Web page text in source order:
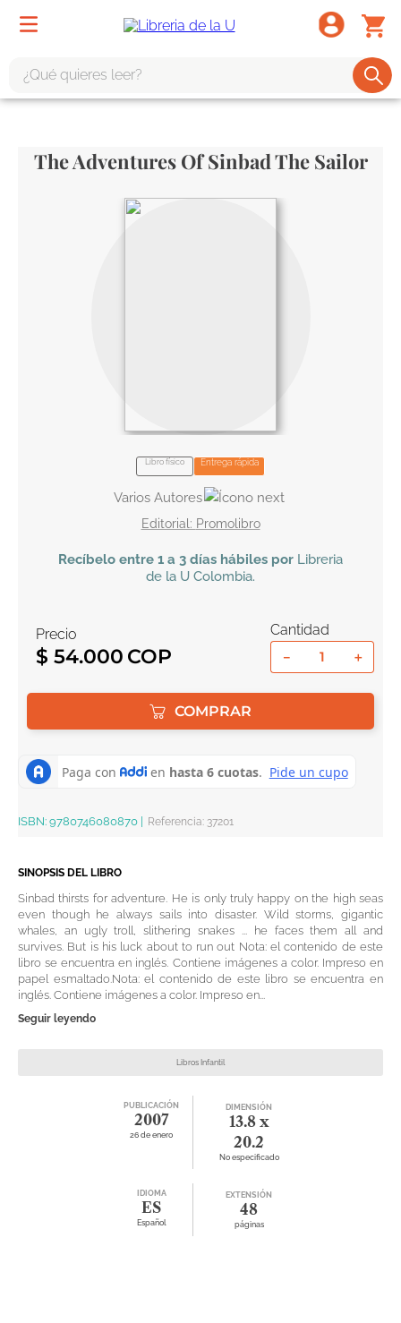
The Adventures Of Sinbad The Sailor
Libro físico Entrega rápida
Varios Autores
Promolibro
Recíbelo entre 1 a 3 días hábiles por Libreria
de la U Colombia.
Precio
$ 54.000
Cantidad
＋
－
COMPRAR
ISBN: 9780746080870 Referencia: 37201
SINOPSIS DEL LIBRO
Sinbad thirsts for adventure. He is only truly happy on the high seas
even though he always sails into disaster. Wild storms, gigantic
whales, an ugly troll, slithering snakes ... he faces them all and
survives. But is his luck about to run out Nota: el contenido de este
libro se encuentra en inglés. Contiene imágenes a color. Impreso en
papel esmaltado.Nota: el contenido de este libro se encuentra en
inglés. Contiene imágenes a color. Impreso en...
Seguir leyendo
Libros Infantil
PUBLICACIÓN
2007
26 de enero
DIMENSIÓN
13.8 x
20.2
No especificado
IDIOMA
ES
Español
EXTENSIÓN
48
páginas
harry potter